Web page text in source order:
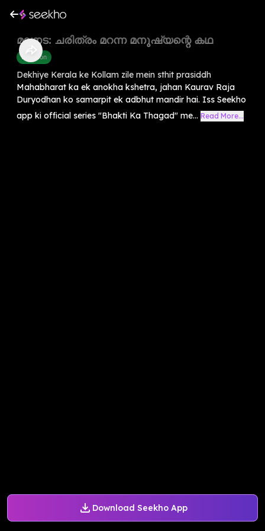
Download Seekho App
മലനട: ചരിത്രം മറന്ന മനുഷ്യന്റെ കഥ
Devotion
Dekhiye Kerala ke Kollam zile mein sthit prasiddh
Mahabharat ka ek anokha kshetra, jahan Kaurav Raja
Duryodhan ko samarpit ek adbhut mandir hai. Iss Seekho
app ki official series "Bhakti Ka Thagad" me... Read More...